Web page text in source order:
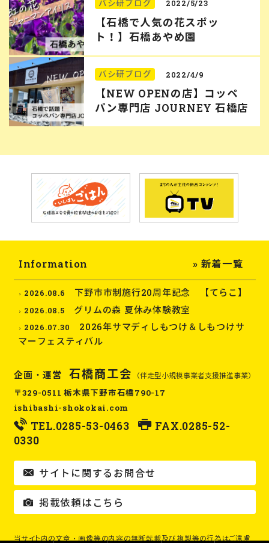
バシ研ブログ 2022/5/23
【石橋で人気の花スポッ
ト！】石橋あやめ園
バシ研ブログ 2022/4/9
【NEW OPENの店】コッペ
パン専門店 JOURNEY 石橋店
Information » 新着一覧
2026.08.6 下野市市制施行20周年記念 【てらこ】
2026.08.5 グリムの森 夏休み体験教室
2026.07.30
2026年サマディしもつけ＆しもつけサ
マーフェスティバル
企画・運営 石橋商工会 （伴走型小規模事業者支援推進事業）
〒329-0511 栃木県下野市石橋790-17
ishibashi-shokokai.com
TEL.0285-53-0463
FAX.0285-52-
0330
サイトに関するお問合せ
掲載依頼はこちら
当サイト内の文章・画像等の内容の無断転載及び複製等の行為はご遠慮